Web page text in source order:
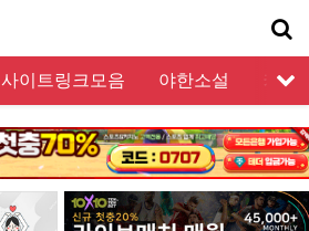
사이트링크모음 야한소설
커뮤